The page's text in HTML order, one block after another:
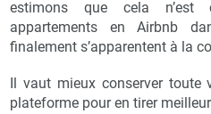
estimons que cela n’est
appartements en Airbnb
finalement s’apparentent à la
Il vaut mieux conserver toute
plateforme pour en tirer